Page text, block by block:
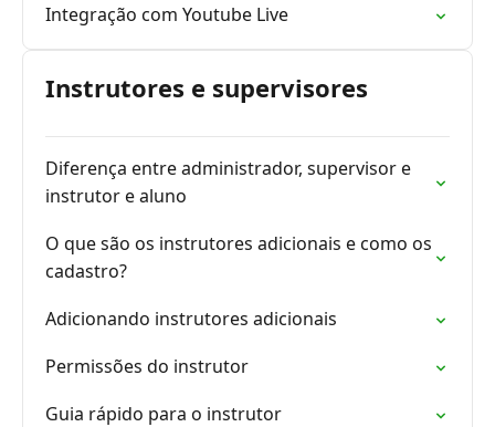
Integração com Youtube Live
Instrutores e supervisores
Diferença entre administrador, supervisor e
instrutor e aluno
O que são os instrutores adicionais e como os
cadastro?
Adicionando instrutores adicionais
Permissões do instrutor
Guia rápido para o instrutor